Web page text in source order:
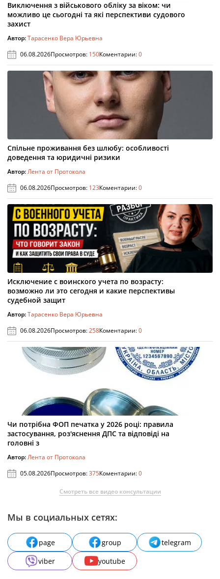
Виключення з військового обліку за віком: чи
можливо це сьогодні та які перспективи судового
захист
Автор:Тарасенко Вера Юрьевна
06.08.2026Просмотров: 150Коментарии:0
Спільне проживання без шлюбу: особливості
доведення та юридичні ризики
Автор:Лента от Протокола
06.08.2026Просмотров: 123Коментарии:0
Исключение с воинского учета по возрасту:
возможно ли это сегодня и какие перспективы
судебной защит
Автор:Тарасенко Вера Юрьевна
06.08.2026Просмотров:258Коментарии:0
Чи потрібна ФОП печатка у 2026 році: правила
застосування, роз'яснення ДПС та відповіді на
головні з
Автор:Лента от Протокола
05.08.2026Просмотров:375Коментарии:0
Смотреть все видео консультации
Мы в социальных сетях:
page group
telegram
viber
youtube